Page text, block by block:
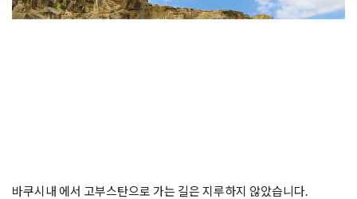
바쿠시내 에서 고부스탄으로 가는 길은 지루하지 않았습니다.